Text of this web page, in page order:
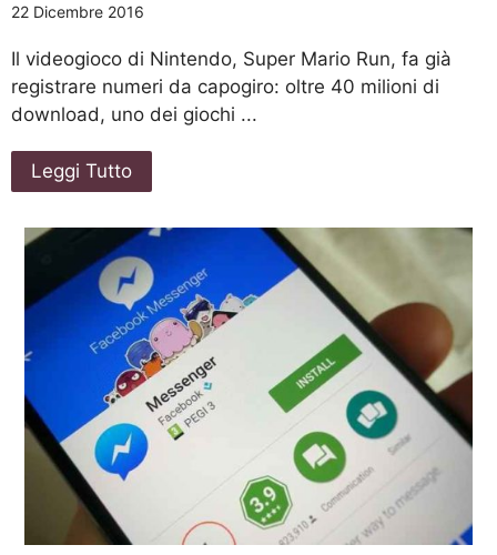
22 Dicembre 2016
Il videogioco di Nintendo, Super Mario Run, fa già
registrare numeri da capogiro: oltre 40 milioni di
download, uno dei giochi ...
Leggi Tutto